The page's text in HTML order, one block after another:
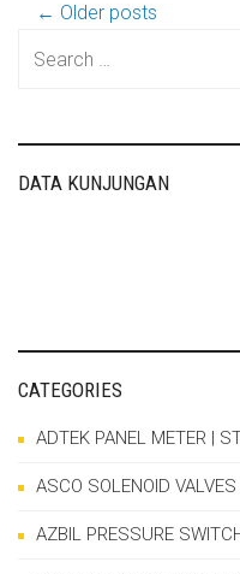
Post
← Older posts
DATA KUNJUNGAN
CATEGORIES
ADTEK PANEL METER |
ASCO SOLENOID VALVES
AZBIL PRESSURE